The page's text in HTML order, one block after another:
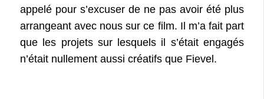
appelé pour s’excuser de ne pas avoir été plus
arrangeant avec nous sur ce film. Il m’a fait part
que les projets sur lesquels il s’était engagés
n’était nullement aussi créatifs que Fievel.